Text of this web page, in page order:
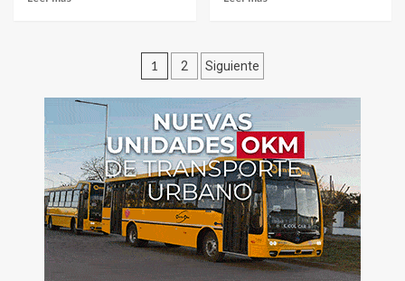
Paginación
de
entradas
1 2 Siguiente